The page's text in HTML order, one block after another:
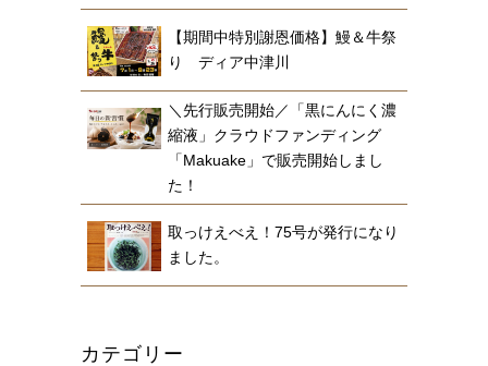
【期間中特別謝恩価格】鰻＆牛祭
り ディア中津川
＼先行販売開始／「黒にんにく濃
縮液」クラウドファンディング
「Makuake」で販売開始しまし
た！
取っけえべえ！75号が発行になり
ました。
カテゴリー